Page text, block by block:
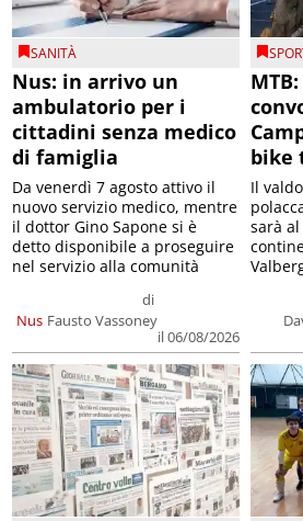
SANITÀ
Nus: in arrivo un
ambulatorio per i
cittadini senza medico
di famiglia
Nus
di
Fausto Vassoney
il 06/08/2026
Da venerdì 7 agosto attivo il
nuovo servizio medico, mentre
il dottor Gino Sapone si è
detto disponibile a proseguire
nel servizio alla comunità
bike
Il
sarà